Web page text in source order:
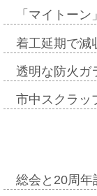
「マイトー
着工延期で減
透明な防火ガ
市中スクラッ
総会と20周